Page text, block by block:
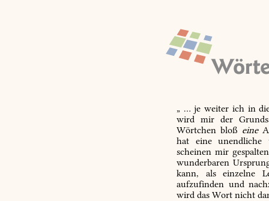
„ … je weiter ich in
wird mir der
Wörtchen bloß eine
hat eine unendliche
scheinen mir
wunderbaren
kann, als einzelne
aufzufinden und
wird das Wort nicht